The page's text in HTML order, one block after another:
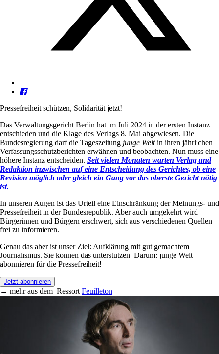
Pressefreiheit schützen, Solidarität jetzt!
Das Verwaltungsgericht Berlin hat im Juli 2024 in der ersten Instanz
entschieden und die Klage des Verlags 8. Mai abgewiesen. Die
Bundesregierung darf die Tageszeitung junge Weltin ihren jährlichen
Verfassungsschutzberichten erwähnen und beobachten. Nun muss eine
höhere Instanz entscheiden. Seit vielen Monaten warten Verlag und
Redaktion inzwischen auf eine Entscheidung des Gerichtes, ob eine
Revision möglich oder gleich ein Gang vor das oberste Gericht nötig
ist.
In unseren Augen ist das Urteil eine Einschränkung der Meinungs- und
Pressefreiheit in der Bundesrepublik. Aber auch umgekehrt wird
Bürgerinnen und Bürgern erschwert, sich aus verschiedenen Quellen
frei zu informieren.
Genau das aber ist unser Ziel: Aufklärung mit gut gemachtem
Journalismus. Sie können das unterstützen. Darum: junge Welt
abonnieren für die Pressefreiheit!
Jetzt abonnieren
→ mehr aus dem Ressort Feuilleton